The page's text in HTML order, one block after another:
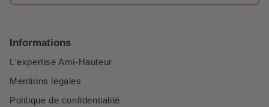
Informations
L'expertise Ami-Hauteur
Mentions légales
Politique de confidentialité